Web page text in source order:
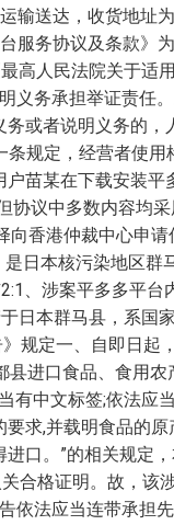
输送达，收货地址
服务协议及条款》
高人民法院关于适
义务承担举证责任
或者说明义务的，
规定，经营者使用
苗某在下载安装平
协议中多数内容均
香港仲裁中心申请
日本核污染地区群
、涉案平多多平台
日本群马县，系国
规定一、自即日起
县进口食品、食用农
有中文标签;依法应
求,并载明食品的
口。”的相关规定
合格证明。故，该
依法应当连带承担先